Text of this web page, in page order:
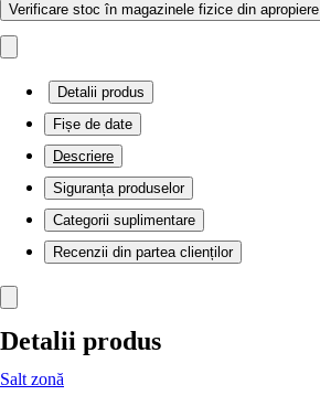
Verificare stoc în magazinele fizice din apropiere
Detalii produs
Fișe de date
Descriere
Siguranța produselor
Categorii suplimentare
Recenzii din partea clienților
Detalii produs
Salt zonă